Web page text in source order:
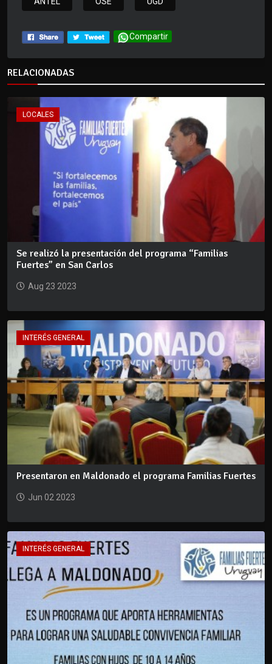
Compartir
RELACIONADAS
LOCALES
Se realizó la presentación del programa “Familias
Fuertes” en San Carlos
Aug 23 2023
INTERÉS GENERAL
Presentaron en Maldonado el programa Familias Fuertes
Jun 02 2023
INTERÉS GENERAL